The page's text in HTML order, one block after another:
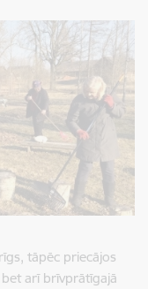
tāpēc priecājos
arī brīvprātīgajā